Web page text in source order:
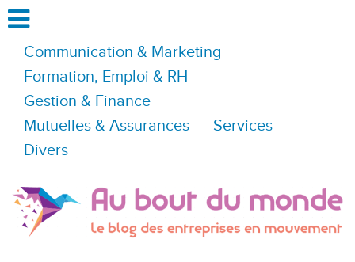
Communication & Marketing
Formation, Emploi & RH
Gestion & Finance
Mutuelles & Assurances
Services
Divers